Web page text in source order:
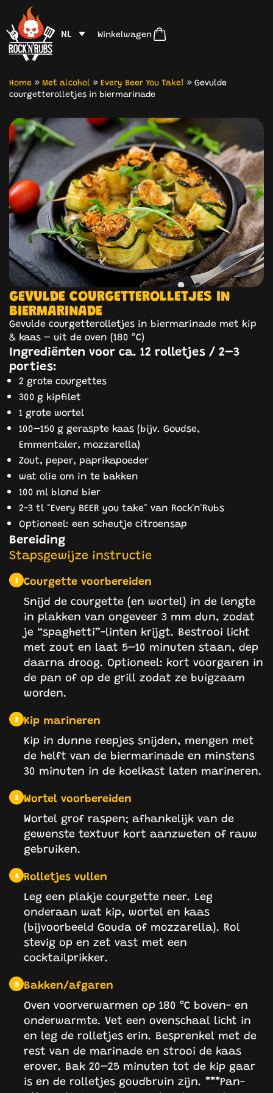
NL Winkelwagen
Home » Met alcohol » Every Beer You Take! » Gevulde
courgetterolletjes in biermarinade
GEVULDE COURGETTEROLLETJES IN
BIERMARINADE
Gevulde courgetterolletjes in biermarinade met kip
& kaas – uit de oven (180 °C)
Ingrediënten voor ca. 12 rolletjes / 2–3
porties:
2 grote courgettes
300 g kipfilet
1 grote wortel
100–150 g geraspte kaas (bijv. Goudse,
Emmentaler, mozzarella)
Zout, peper, paprikapoeder
wat olie om in te bakken
100 ml blond bier
2-3 tl "Every BEER you take" van Rock'n'Rubs
Optioneel: een scheutje citroensap
Bereiding
Stapsgewijze instructie
1 Courgette voorbereiden
Snijd de courgette (en wortel) in de lengte
in plakken van ongeveer 3 mm dun, zodat
je “spaghetti”-linten krijgt. Bestrooi licht
met zout en laat 5–10 minuten staan, dep
daarna droog. Optioneel: kort voorgaren in
de pan of op de grill zodat ze buigzaam
worden.
2 Kip marineren
Kip in dunne reepjes snijden, mengen met
de helft van de biermarinade en minstens
30 minuten in de koelkast laten marineren.
3 Wortel voorbereiden
Wortel grof raspen; afhankelijk van de
gewenste textuur kort aanzweten of rauw
gebruiken.
4 Rolletjes vullen
Leg een plakje courgette neer. Leg
onderaan wat kip, wortel en kaas
(bijvoorbeeld Gouda of mozzarella). Rol
stevig op en zet vast met een
cocktailprikker.
5 Bakken/afgaren
Oven voorverwarmen op 180 °C boven- en
onderwarmte. Vet een ovenschaal licht in
en leg de rolletjes erin. Besprenkel met de
rest van de marinade en strooi de kaas
erover. Bak 20–25 minuten tot de kip gaar
is en de rolletjes goudbruin zijn. ***Pan-